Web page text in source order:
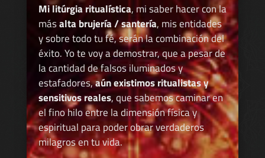
Mi litúrgia ritualística, mi saber hacer con la
másalta brujería / santería, mis entidades
y sobre todo tu fé, serán la combinación del
éxito. Yo te voy a demostrar, que a pesar de
la cantidad de falsos iluminados y
estafadores,aún existimos ritualistas y
sensitivos reales, que sabemos caminar en
el fino hilo entre la dimensión física y
espiritual para poder obrar verdaderos
milagros en tu vida.